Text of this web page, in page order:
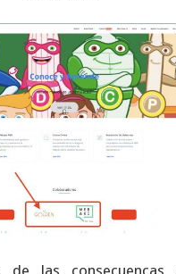
de las consecuencas